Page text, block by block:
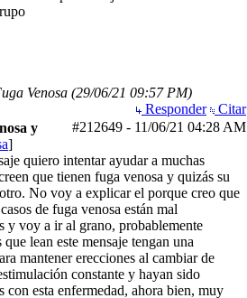
Venosa (29/06/21 09:57 PM)
Responder
Citar
#212649 - 11/06/21 04:28 AM
y
]
quiero intentar ayudar a muchas
que tienen fuga venosa y quizás su
No voy a explicar el porque creo que
de fuga venosa están mal
y voy a ir al grano, probablemente
lean este mensaje tengan una
mantener erecciones al cambiar de
constante y hayan sido
con esta enfermedad, ahora bien, muy